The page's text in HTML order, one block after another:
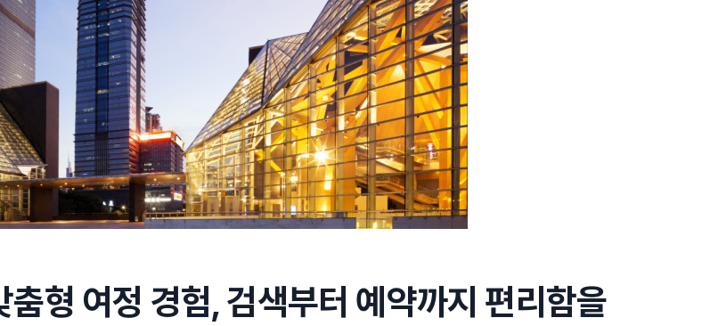
형 여정 경험, 검색부터 예약까지 편리함을